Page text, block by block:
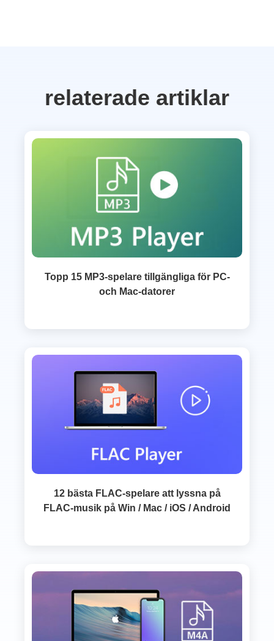
relaterade artiklar
Topp 15 MP3-spelare tillgängliga för PC-
och Mac-datorer
12 bästa FLAC-spelare att lyssna på
FLAC-musik på Win / Mac / iOS / Android